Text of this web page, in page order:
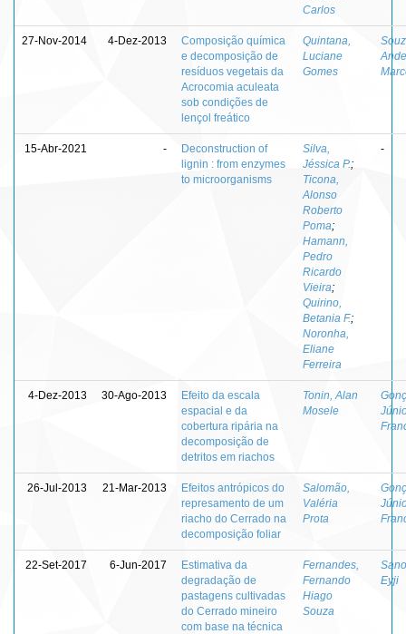
Carlos
27-Nov-2014 4-Dez-2013
Composição química
e decomposição de
resíduos vegetais da
Acrocomia aculeata
sob condições de
lençol freático
Quintana,
Luciane
Gomes
15-Abr-2021 -
Deconstruction of
lignin : from enzymes
to microorganisms
Silva,
Jéssica P.;
Ticona,
Alonso
Roberto
Poma;
Hamann,
Pedro
Ricardo
Vieira;
Quirino,
Betania F.;
Noronha,
Eliane
Ferreira
-
4-Dez-2013 30-Ago-2013
Efeito da escala
espacial e da
cobertura ripária na
decomposição de
detritos em riachos
Tonin, Alan
Mosele
26-Jul-2013 21-Mar-2013
Efeitos antrópicos do
represamento de um
riacho do Cerrado na
decomposição foliar
Salomão,
Valéria
Prota
22-Set-2017 6-Jun-2017
Estimativa da
degradação de
pastagens cultivadas
do Cerrado mineiro
com base na técnica
Fernandes,
Fernando
Hiago
Souza
Eyji